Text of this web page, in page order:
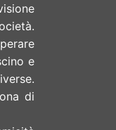
e
di